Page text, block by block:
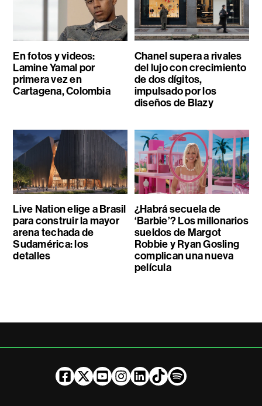
En fotos y videos:
Lamine Yamal por
primera vez en
Cartagena, Colombia
Chanel supera a rivales
del lujo con crecimiento
de dos dígitos,
impulsado por los
diseños de Blazy
Live Nation elige a Brasil
para construir la mayor
arena techada de
Sudamérica: los
detalles
¿Habrá secuela de
‘Barbie’? Los millonarios
sueldos de Margot
Robbie y Ryan Gosling
complican una nueva
película